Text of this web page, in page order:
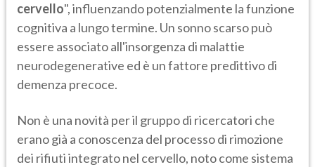
cervello", influenzando potenzialmente la funzione
cognitiva a lungo termine. Un sonno scarso può
essere associato all'insorgenza di malattie
neurodegenerative ed è un fattore predittivo di
demenza precoce.
Non è una novità per il gruppo di ricercatori che
erano già a conoscenza del processo di rimozione
dei rifiuti integrato nel cervello, noto come sistema